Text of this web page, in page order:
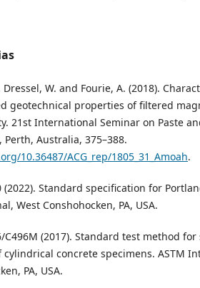
Dressel, W. and Fourie, A. (2018).
geotechnical properties of filtered
21st International Seminar on Paste
Perth, Australia, 375–388.
10.36487/ACG_rep/1805_31_Amoah.
(2022). Standard specification for
West Conshohocken, PA, USA.
C496M (2017). Standard test method
concrete specimens. ASTM
PA, USA.